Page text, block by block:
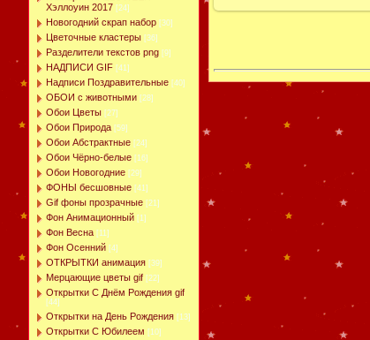
Хэллоуин 2017 [24]
Новогодний скрап набор [30]
Цветочные кластеры [36]
Разделители текстов png [9]
НАДПИСИ GIF [41]
Надписи Поздравительные [40]
ОБОИ с животными [28]
Обои Цветы [27]
Обои Природа [59]
Обои Абстрактные [24]
Обои Чёрно-белые [16]
Обои Новогодние [29]
ФОНЫ бесшовные [41]
Gif фоны прозрачные [21]
Фон Анимационный [1]
Фон Весна [11]
Фон Осенний [4]
ОТКРЫТКИ анимация [39]
Мерцающие цветы gif [22]
Открытки С Днём Рождения gif
[44]
Открытки на День Рождения [13]
Открытки С Юбилеем [10]